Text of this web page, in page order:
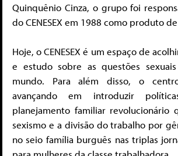
Quinquênio Cinza, o grupo foi
do CENESEX em 1988 como produto
Hoje, o CENESEX é um espaço de
e estudo sobre as questões
mundo. Para além disso, o
avançando em introduzir
planejamento familiar revolucionário
sexismo e a divisão do trabalho por
no seio família burguês nas triplas